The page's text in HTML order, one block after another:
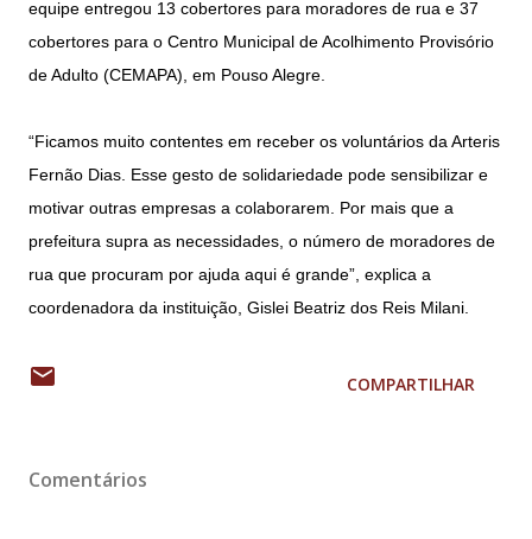
equipe entregou 13 cobertores para moradores de rua e 37
cobertores para o Centro Municipal de Acolhimento Provisório
de Adulto (CEMAPA), em Pouso Alegre.
“Ficamos muito contentes em receber os voluntários da Arteris
Fernão Dias. Esse gesto de solidariedade pode sensibilizar e
motivar outras empresas a colaborarem. Por mais que a
prefeitura supra as necessidades, o número de moradores de
rua que procuram por ajuda aqui é grande”, explica a
coordenadora da instituição, Gislei Beatriz dos Reis Milani.
COMPARTILHAR
Comentários